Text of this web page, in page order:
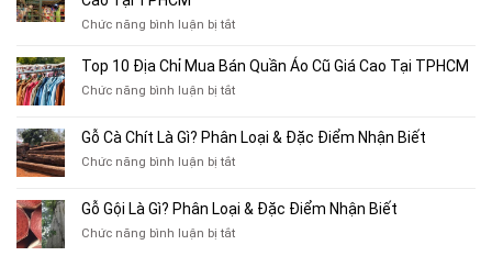
Bán
Xe
Cũ,
Xe
Cũ
TP.HCM
Chức năng bình luận bị tắtở
10
Thu
Sách
Tạp
Chí
Top 10 Địa Chỉ Mua Bán Quần Áo Cũ Giá Cao Tại TPHCM
Chức năng bình luận bị tắtở
Địa
Chỉ
Bán
Áo
Gỗ Cà Chít Là Gì? Phân Loại & Đặc Điểm Nhận Biết
Chức năng bình luận bị tắtở
Chít
Là
Gỗ Gội Là Gì? Phân Loại & Đặc Điểm Nhận Biết
Chức năng bình luận bị tắtở